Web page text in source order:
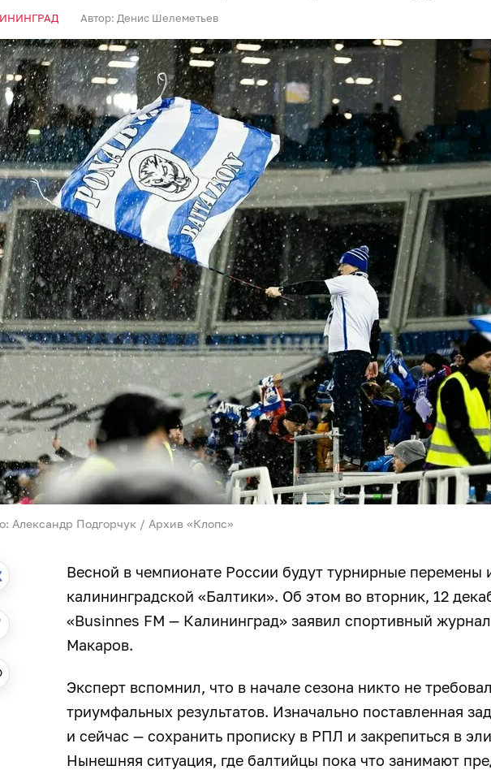
Автор: Денис Шелеметьев
Александр Подгорчук / Архив «Клопс»
Весной в чемпионате России будут турнирные перемены
калининградской «Балтики». Об этом во вторник, 12
«Businnes FM — Калининград» заявил спортивный
Макаров.
Эксперт вспомнил, что в начале сезона никто не
триумфальных результатов. Изначально поставленная
и сейчас — сохранить прописку в РПЛ и закрепиться в
Нынешняя ситуация, где балтийцы пока что занимают